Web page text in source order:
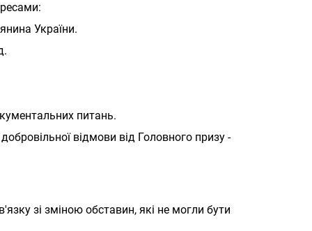
України.
питань.
відмови від Головного призу -
зі зміною обставин, які не могли бути